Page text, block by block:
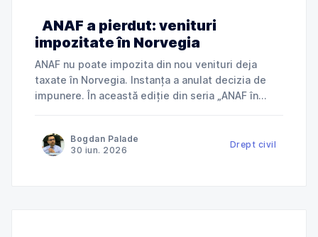
ANAF a pierdut: venituri
impozitate în Norvegia
ANAF nu poate impozita din nou venituri deja
taxate în Norvegia. Instanța a anulat decizia de
impunere. În această ediție din seria „ANAF în
încerca să taxeze în România venituri deja
impozitate în Norvegia și ce
Bogdan Palade
30 iun. 2026
Drept civil